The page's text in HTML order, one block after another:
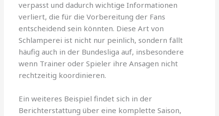
verpasst und dadurch wichtige Informationen
verliert, die für die Vorbereitung der Fans
entscheidend sein könnten. Diese Art von
Schlamperei ist nicht nur peinlich, sondern fällt
häufig auch in der Bundesliga auf, insbesondere
wenn Trainer oder Spieler ihre Ansagen nicht
rechtzeitig koordinieren.
Ein weiteres Beispiel findet sich in der
Berichterstattung über eine komplette Saison,